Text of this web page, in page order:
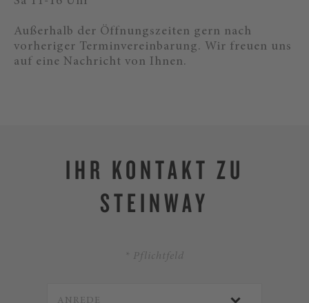
Außerhalb der Öffnungszeiten gern nach
vorheriger Terminvereinbarung. Wir freuen uns
auf eine Nachricht von Ihnen.
IHR KONTAKT ZU
STEINWAY
* Pflichtfeld